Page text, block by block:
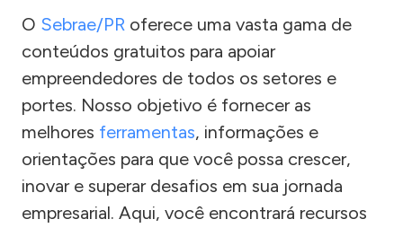
O Sebrae/PR oferece uma vasta gama de
conteúdos gratuitos para apoiar
empreendedores de todos os setores e
portes. Nosso objetivo é fornecer as
melhores ferramentas, informações e
orientações para que você possa crescer,
inovar e superar desafios em sua jornada
empresarial. Aqui, você encontrará recursos